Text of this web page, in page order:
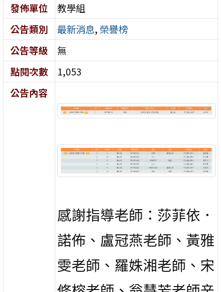
發佈單位
教學組
公告類別
最新消息, 榮譽榜
公告等級
無
點閱次數
1,053
公告內容
感謝指導老師：莎菲依．
諾佈、盧冠燕老師、黃雅
雯老師、羅姝湘老師、宋